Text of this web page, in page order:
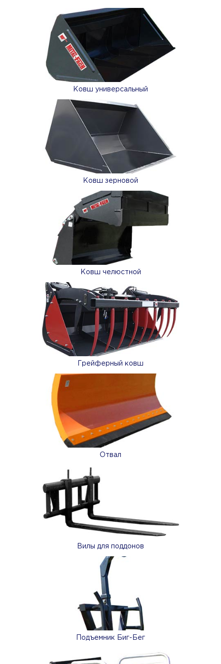
Ковш универсальный
Ковш зерновой
Ковш челюстной
Грейферный ковш
Отвал
Вилы для поддонов
Подъемник Биг-Бег